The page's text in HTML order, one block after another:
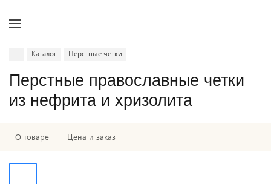
Каталог Перстные четки
Перстные православные четки
из нефрита и хризолита
О товаре Цена и заказ